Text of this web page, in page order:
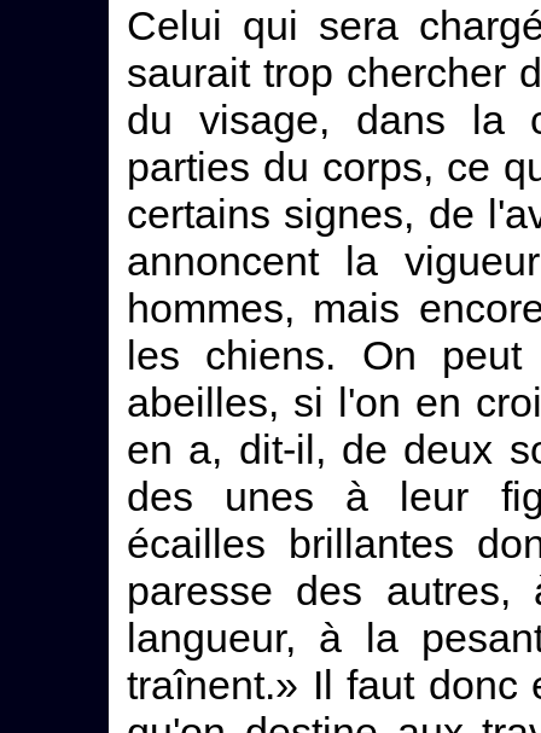
Celui qui sera
saurait trop chercher
du visage, dans la
parties du corps, ce
certains signes, de
annoncent la
hommes, mais
les chiens. On peut
abeilles, si l'on en
en a, dit-il, de deux
des unes à leur
écailles brillantes
paresse des
langueur, à la
traînent.» Il faut donc